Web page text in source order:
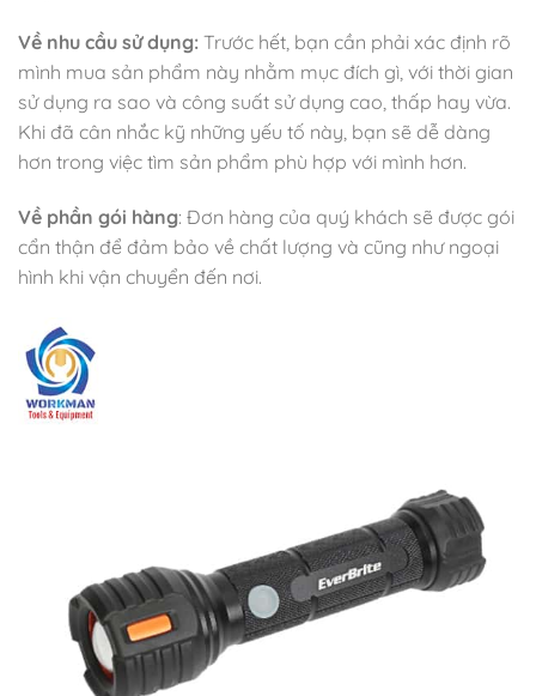
Về nhu cầu sử dụng: Trước hết, bạn cần phải xác định rõ
mình mua sản phẩm này nhằm mục đích gì, với thời gian
sử dụng ra sao và công suất sử dụng cao, thấp hay vừa.
Khi đã cân nhắc kỹ những yếu tố này, bạn sẽ dễ dàng
hơn trong việc tìm sản phẩm phù hợp với mình hơn.
Về phần gói hàng: Đơn hàng của quý khách sẽ được gói
cẩn thận để đảm bảo về chất lượng và cũng như ngoại
hình khi vận chuyển đến nơi.